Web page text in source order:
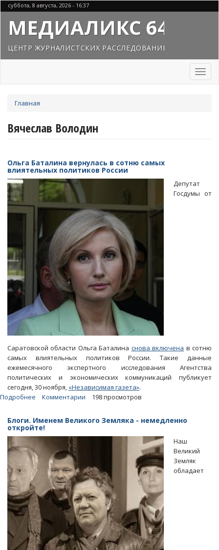
Перейти
к
основному
содержанию
суббота, 8 августа, 2026 - 16:37
МЕДИАЛИКС 64
ЦЕНТР ЖУРНАЛИСТСКИХ РАССЛЕДОВАНИЙ
Toggle
здесь
Главная
Вячеслав Володин
Ольга Баталина вернулась в сотню самых
влиятельных политиков России
Депутат
Госдумы от
Саратовской области Ольга Баталина снова включена в сотню
самых влиятельных политиков России. Такие данные
ежемесячного экспертного исследования Агентства
политических и экономических коммуникаций публикует
сегодня, 30 ноября, «Независимая газета».
Подробнее
Баталина
вернулась
в
сотню
самых
влиятельных
политиков
России
Комментарии 198 просмотров
Блоги. Именем Великого Земляка - немедленно
откройте!
Наш
Великий
Земляк
обладает